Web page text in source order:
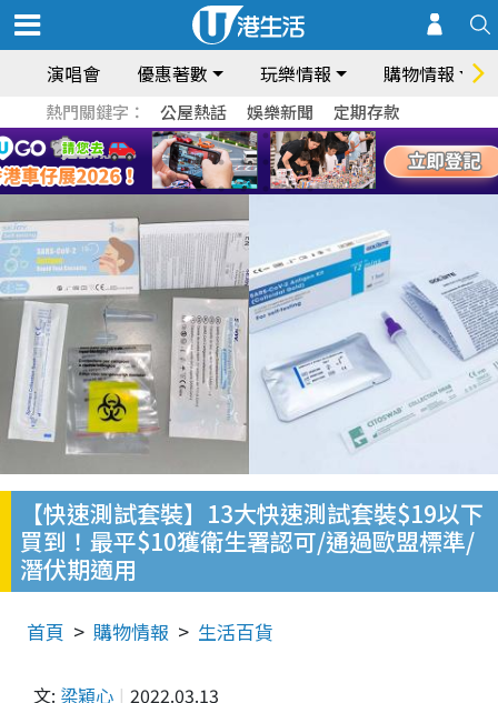
演唱會 優惠著數 玩樂情報 購物情報
熱門關鍵字： 公屋熱話 娛樂新聞 定期存款
【快速測試套裝】13大快速測試套裝$19以下
買到！最平$10獲衛生署認可/通過歐盟標準/
潛伏期適用
首頁 購物情報 生活百貨
文: 梁穎心 2022.03.13